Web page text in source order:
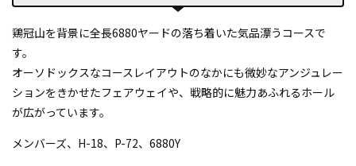
鶏冠山を背景に全長6880ヤードの落ち着いた気品漂うコースで
す。
オーソドックスなコースレイアウトのなかにも微妙なアンジュレー
ションをきかせたフェアウェイや、戦略的に魅力あふれるホール
が広がっています。
メンバーズ、H-18、P-72、6880Y